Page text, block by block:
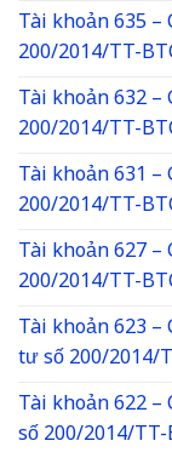
Tài khoản 635
200/2014/TT-
Tài khoản 632
200/2014/TT-
Tài khoản 631
200/2014/TT-
Tài khoản 627
200/2014/TT-
Tài khoản 623
tư số 200/2014/
Tài khoản 622
số 200/2014/